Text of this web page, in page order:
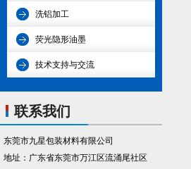
洗铝加工
荧光隐形油墨
技术支持与交流
联系我们
东莞市九星包装材料有限公司
地址：广东省东莞市万江区流涌尾社区